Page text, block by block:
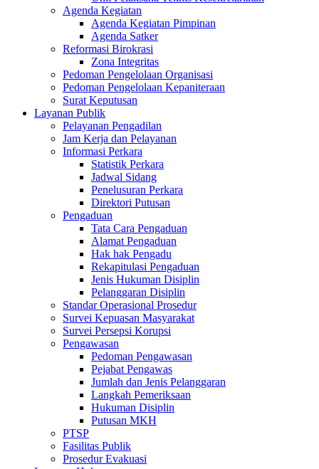
Agenda Kegiatan
Agenda Kegiatan Pimpinan
Agenda Satker
Reformasi Birokrasi
Zona Integritas
Pedoman Pengelolaan Organisasi
Pedoman Pengelolaan Kepaniteraan
Surat Keputusan
Layanan Publik
Pelayanan Pengadilan
Jam Kerja dan Pelayanan
Informasi Perkara
Statistik Perkara
Jadwal Sidang
Penelusuran Perkara
Direktori Putusan
Pengaduan
Tata Cara Pengaduan
Alamat Pengaduan
Hak hak Pengadu
Rekapitulasi Pengaduan
Jenis Hukuman Disiplin
Pelanggaran Disiplin
Standar Operasional Prosedur
Survei Kepuasan Masyarakat
Survei Persepsi Korupsi
Pengawasan
Pedoman Pengawasan
Pejabat Pengawas
Jumlah dan Jenis Pelanggaran
Langkah Pemeriksaan
Hukuman Disiplin
Putusan MKH
PTSP
Fasilitas Publik
Prosedur Evakuasi